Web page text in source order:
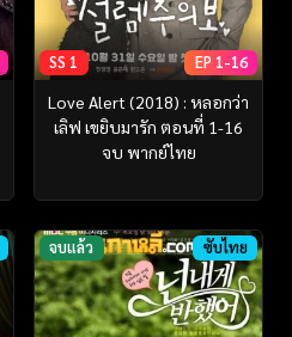
SS 1 EP 1-16
Love Alert (2018) : หลอกว่า
เลิฟ เขยิบมารัก ตอนที่ 1-16
จบ พากย์ไทย
จบแล้ว ซับไทย